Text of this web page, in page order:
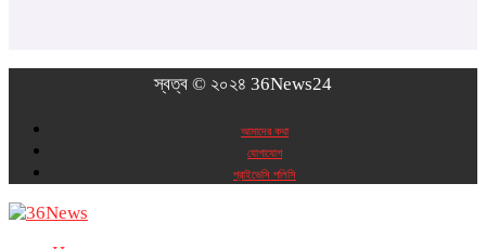
স্বত্ব © ২০২৪ 36News24
আমাদের কথা
যোগাযোগ
প্রাইভেসি পলিসি